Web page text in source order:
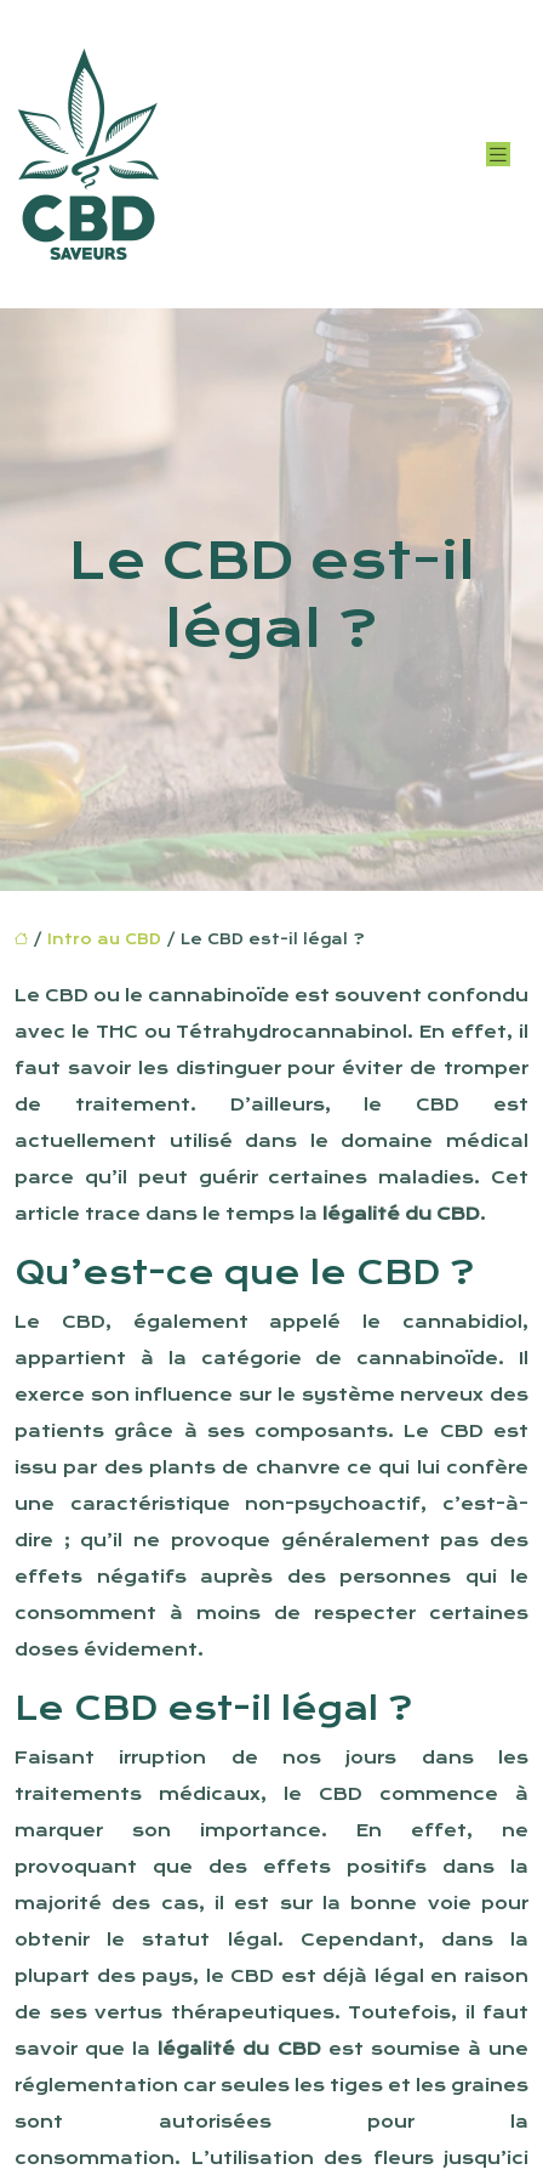
Le CBD est-il
légal ?
/ Intro au CBD / Le CBD est-il légal ?
Le CBD ou le cannabinoïde est souvent confondu
avec le THC ou Tétrahydrocannabinol. En effet, il
faut savoir les distinguer pour éviter de tromper
de traitement. D’ailleurs, le CBD est
actuellement utilisé dans le domaine médical
parce qu’il peut guérir certaines maladies. Cet
article trace dans le temps la
légalité du CBD.
Qu’est-ce que le CBD ?
Le CBD, également appelé le cannabidiol,
appartient à la catégorie de cannabinoïde. Il
exerce son influence sur le système nerveux des
patients grâce à ses composants. Le CBD est
issu par des plants de chanvre ce qui lui confère
une caractéristique non-psychoactif, c’est-à-
dire ; qu’il ne provoque généralement pas des
effets négatifs auprès des personnes qui le
consomment à moins de respecter certaines
doses évidement.
Le CBD est-il légal ?
Faisant irruption de nos jours dans les
traitements médicaux, le CBD commence à
marquer son importance. En effet, ne
provoquant que des effets positifs dans la
majorité des cas, il est sur la bonne voie pour
obtenir le statut légal. Cependant, dans la
plupart des pays, le CBD est déjà légal en raison
de ses vertus thérapeutiques. Toutefois, il faut
savoir que la
légalité du CBDest soumise à une
réglementation car seules les tiges et les graines
sont autorisées pour la
consommation. L’utilisation des fleurs jusqu’ici